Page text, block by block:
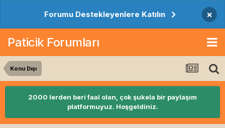
Forumu Destekleyenlere Katılın ×
Paticik Forumları
Konu Dışı
2000 lerden beri faal olan, çok şukela bir paylaşım
platformuyuz. Hoşgeldiniz.